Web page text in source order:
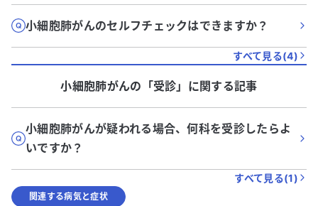
小細胞肺がんのセルフチェックはできますか？
すべて見る(4)
小細胞肺がんの「受診」に関する記事
小細胞肺がんが疑われる場合、何科を受診したらよ
いですか？
すべて見る(1)
関連する病気と症状